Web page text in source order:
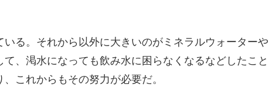
る。それから以外に大きいのがミネラルウォーターや
、渇水になっても飲み水に困らなくなるなどしたこと
これからもその努力が必要だ。